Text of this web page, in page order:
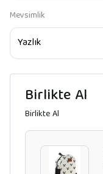
Mevsimlik
Birlikte Al
Birlikte Al